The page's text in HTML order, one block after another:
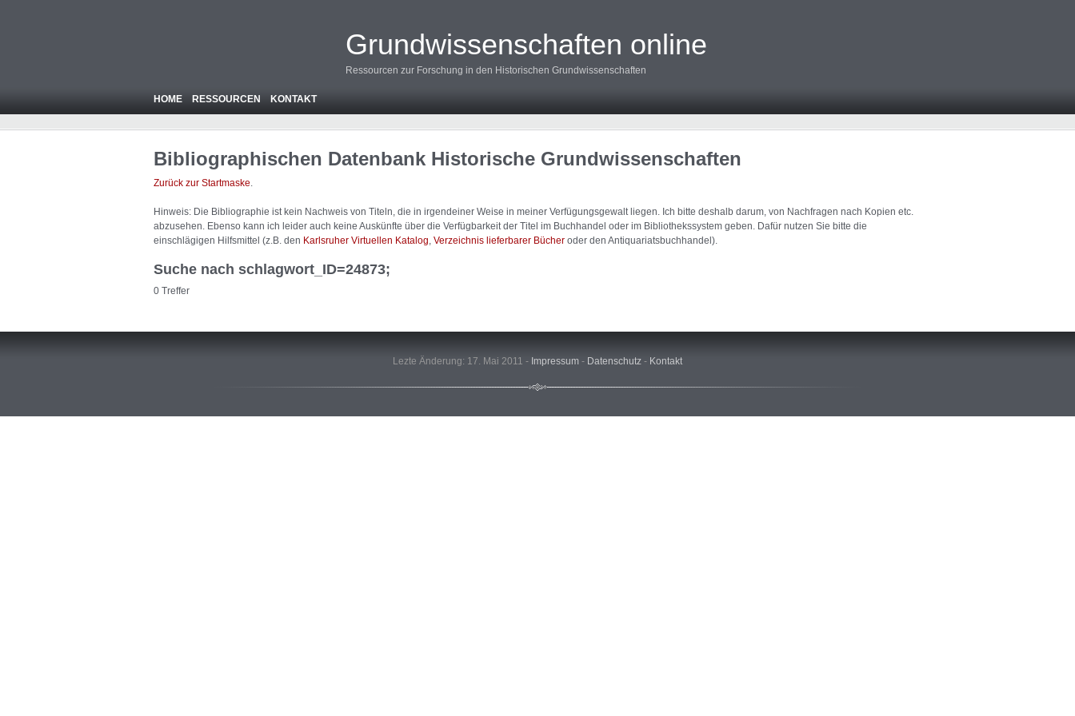
Grundwissenschaften online
Ressourcen zur Forschung in den Historischen Grundwissenschaften
HOME RESSOURCEN KONTAKT
Bibliographischen Datenbank Historische Grundwissenschaften
Zurück zur Startmaske.
Hinweis: Die Bibliographie ist kein Nachweis von Titeln, die in irgendeiner Weise in meiner Verfügungsgewalt liegen. Ich bitte deshalb darum, von Nachfragen nach Kopien etc.
abzusehen. Ebenso kann ich leider auch keine Auskünfte über die Verfügbarkeit der Titel im Buchhandel oder im Bibliothekssystem geben. Dafür nutzen Sie bitte die
einschlägigen Hilfsmittel (z.B. den Karlsruher Virtuellen Katalog Verzeichnis lieferbarer Bücher oder den Antiquariatsbuchhandel).
Suche nach schlagwort_ID=24873;
0 Treffer
Lezte Änderung: 17. Mai 2011 - Impressum - Datenschutz - Kontakt